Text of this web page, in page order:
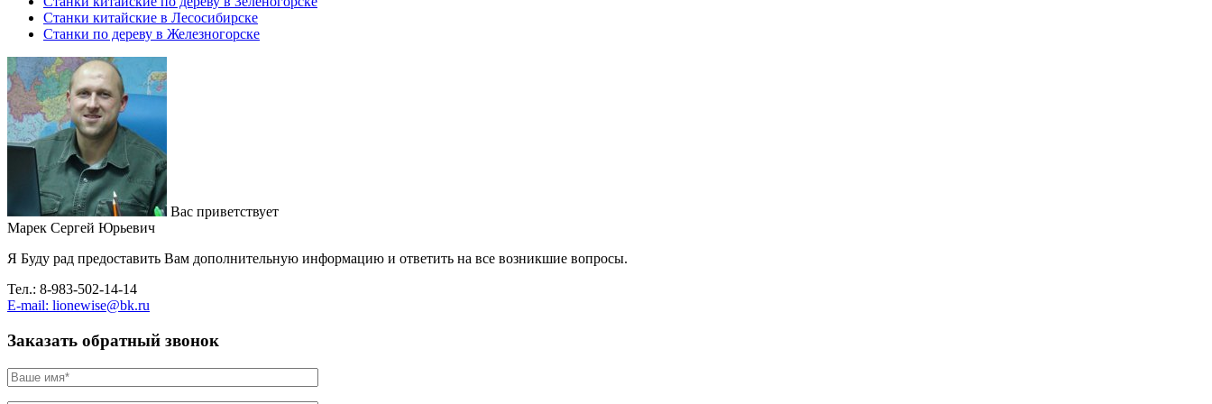
Станки китайские в Лесосибирске
Станки по дереву в Железногорске
Вас приветствует
Марек Сергей Юрьевич
Я Буду рад предоставить Вам дополнительную информацию и ответить на все возникшие вопросы.
Тел.: 8-983-502-14-14
E-mail: lionewise@bk.ru
Заказать обратный звонок